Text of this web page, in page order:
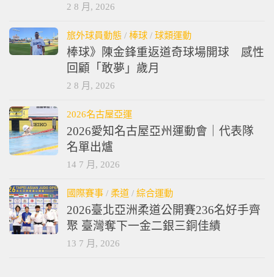
2 8 月, 2026
旅外球員動態 / 棒球 / 球類運動
棒球》陳金鋒重返道奇球場開球 感性
回顧「敢夢」歲月
2 8 月, 2026
2026名古屋亞運
2026愛知名古屋亞州運動會｜代表隊
名單出爐
14 7 月, 2026
國際賽事 / 柔道 / 綜合運動
2026臺北亞洲柔道公開賽236名好手齊
聚 臺灣奪下一金二銀三銅佳績
13 7 月, 2026